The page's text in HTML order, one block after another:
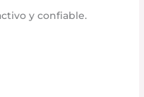
y confiable.